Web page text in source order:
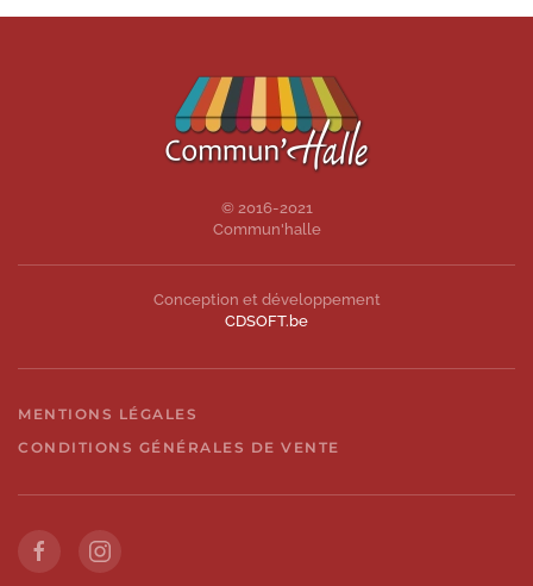
© 2016-2021
Commun'halle
Conception et développement
CDSOFT.be
MENTIONS LÉGALES
CONDITIONS GÉNÉRALES DE VENTE